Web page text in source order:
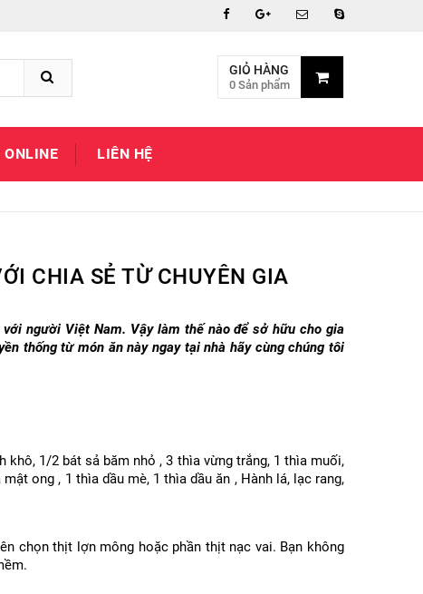
GIỎ HÀNG
0 Sản phẩm
LIÊN HỆ
CHIA SẺ TỪ CHUYÊN GIA
người Việt Nam. Vậy làm thế nào để sở hữu cho gia
thống từ món ăn này ngay tại nhà hãy cùng chúng tôi
1/2 bát sả băm nhỏ , 3 thìa vừng trắng, 1 thìa muối,
ong , 1 thìa dầu mè, 1 thìa dầu ăn , Hành lá, lạc rang,
chọn thịt lợn mông hoặc phần thịt nạc vai. Bạn không